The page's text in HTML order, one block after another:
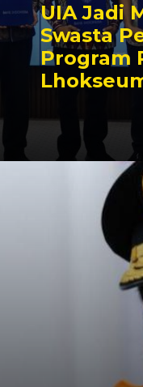
UIA Jadi
Swasta
Program